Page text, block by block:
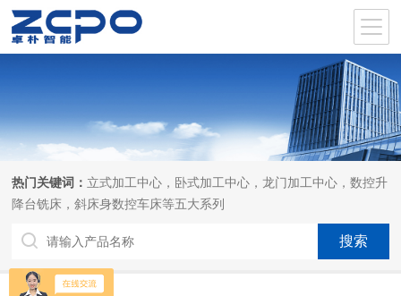
热门关键词： 立式加工中心，卧式加工中心，龙门加工中心，数控升
降台铣床，斜床身数控车床等五大系列